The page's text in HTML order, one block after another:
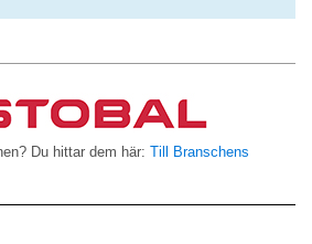
Du hittar dem här: Till Branschens